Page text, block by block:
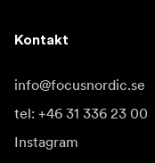
Kontakt
info@focusnordic.se
tel: +46 31 336 23 00
Instagram